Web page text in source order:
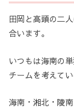
田岡と高頭の二
合います。
いつもは海南の
チームを考えてい
海南・湘北・陵